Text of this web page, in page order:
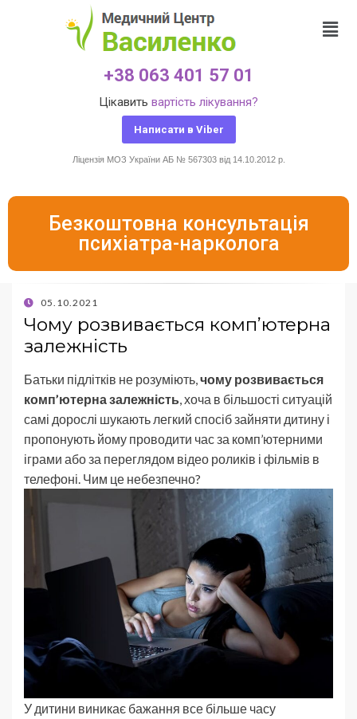
+38 063 401 57 01
Цікавить вартість лікування?
Написати в Viber
Ліцензія МОЗ України АБ № 567303 від 14.10.2012 р.
Безкоштовна консультація
психіатра-нарколога
05.10.2021
Чому розвивається комп’ютерна
залежність
Батьки підлітків не розуміють,чому розвивається
комп’ютерна залежність, хоча в більшості ситуацій
самі дорослі шукають легкий спосіб зайняти дитину і
пропонують йому проводити час за комп’ютерними
іграми або за переглядом відео роликів і фільмів в
телефоні. Чим це небезпечно?
У дитини виникає бажання все більше часу